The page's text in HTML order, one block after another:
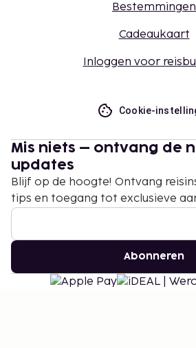
Bestemmingen
Cadeaukaart
Inloggen voor
Cookie-
Mis niets – ontvang de
updates
Blijf op de hoogte! Ontvang
tips en toegang tot exclusieve
Abonneren